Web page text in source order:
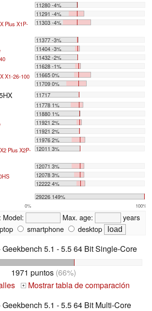
11280 -4%
11291 -4%
Plus X1P-
11303 -4%
11377 -3%
11404 -3%
11432 -2%
11628 -1%
X1-26-100
11665 0%
11709 0%
11717
11778 1%
11880 1%
11921 2%
11921 2%
11976 2%
Plus X2P-
12011 3%
12071 3%
12078 3%
12222 4%
29226 149%
0% 100%
Model: Max. age:
years
smartphone desktop
Geekbench 5.1 - 5.5 64 Bit Single-Core
1971 puntos (66%)
+
Mostrar tabla de comparación
Geekbench 5.1 - 5.5 64 Bit Multi-Core